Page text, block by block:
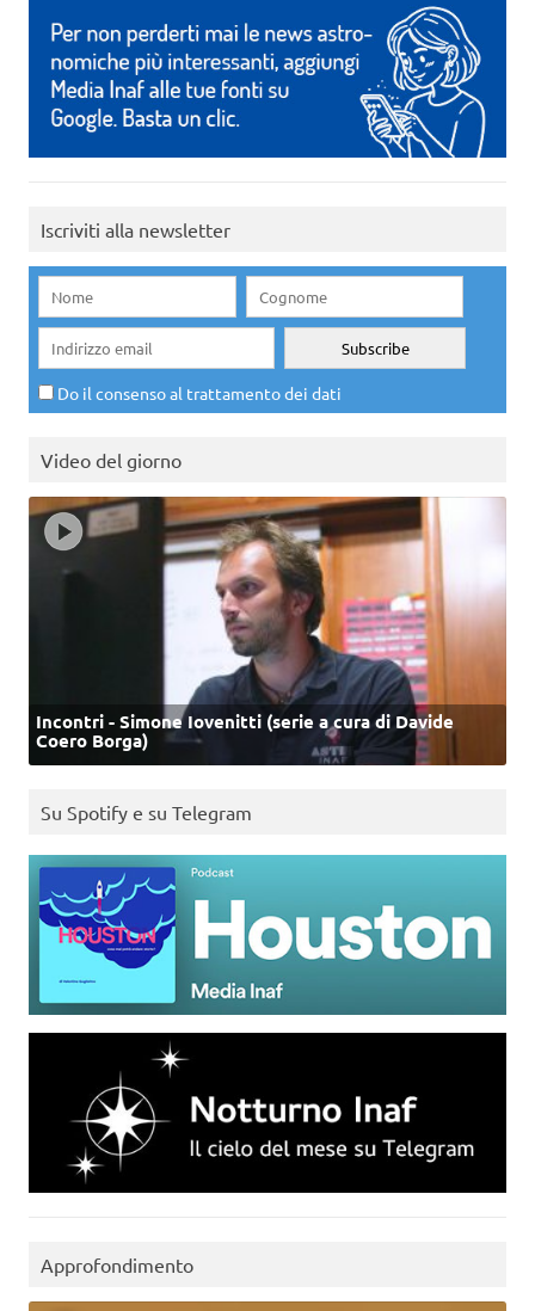
Iscriviti alla newsletter
Do il consenso al trattamento dei dati
Video del giorno
Incontri - Simone Iovenitti (serie a cura di Davide
Coero Borga)
Su Spotify e su Telegram
Approfondimento